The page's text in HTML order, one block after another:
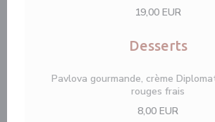
19,00 EUR
Desserts
Pavlova gourmande, crème
rouges frais
8,00 EUR